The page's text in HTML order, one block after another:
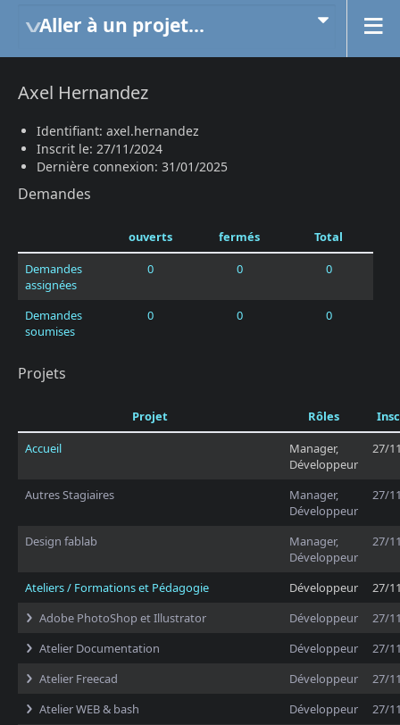
Aller à un projet...
Axel Hernandez
Identifiant: axel.hernandez
Inscrit le: 27/11/2024
Dernière connexion: 31/01/2025
Demandes
ouverts fermés
Total
Demandes
assignées
0 0 0
Demandes
soumises
0 0 0
Projets
Projet Rôles
Accueil
Manager,
Développeur
27/
Autres Stagiaires
Manager,
Développeur
27/
Design fablab
Manager,
Développeur
27/
Ateliers / Formations et Pédagogie Développeur
27/
Adobe PhotoShop et Illustrator
Développeur
27/
Atelier Documentation
Développeur
27/
Atelier Freecad
Développeur
27/
Atelier WEB & bash
Développeur
27/